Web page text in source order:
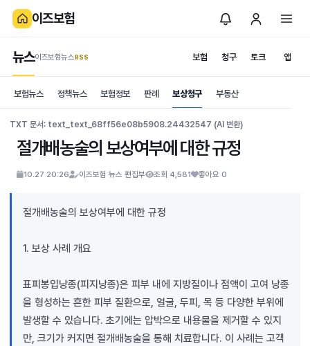
이즈보험
보험 청구
뉴스이즈보험뉴스.RSS 토크 앱
is보험
News
보험뉴스 정책뉴스 보험정보 판례 보상청구 부동산
TXT 문서: text_text_68ff56e08b5908.24432547 (AI 변환)
절개배농술의 보상여부에 대한 규정
10.27 20:26 이즈보험 뉴스 편집부 조회 4,581 좋아요 0
절개배농술의 보상여부에 대한 규정
1. 보상 사례 개요
표피봉입낭종(피지낭종)은 피부 내에 지방질이나 점액이 고여 낭종
을 형성하는 흔한 피부 질환으로, 얼굴, 두피, 목 등 다양한 부위에
발생할 수 있습니다. 초기에는 압박으로 내용물을 제거할 수 있지
만, 크기가 커지면 절개배농술을 통해 치료합니다. 이 사례는 고객